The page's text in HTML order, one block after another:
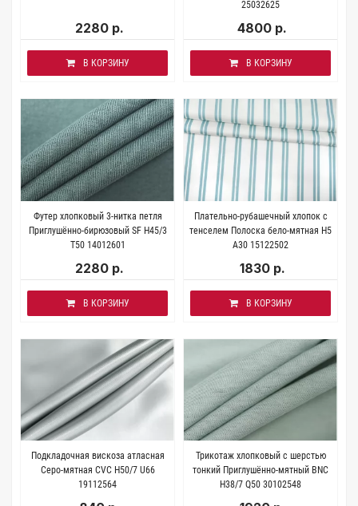
2280 р.
В КОРЗИНУ
25032625
4800 р.
В КОРЗИНУ
Футер хлопковый 3-нитка петля
Приглушённо-бирюзовый SF H45/3
Т50 14012601
2280 р.
В КОРЗИНУ
Плательно-рубашечный хлопок с
тенселем Полоска бело-мятная H5
A30 15122502
1830 р.
В КОРЗИНУ
Подкладочная вискоза атласная
Серо-мятная CVC H50/7 U66
19112564
Трикотаж хлопковый с шерстью
тонкий Приглушённо-мятный BNC
H38/7 Q50 30102548